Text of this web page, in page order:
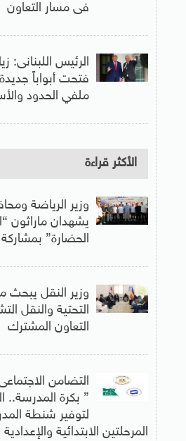
فى مسار التعاون
الرئيس اللبنانى:
فتحت أبواباً
ملفي الحدود
الأكثر قراءة
وزير الرياضة
يشهدان ماراثون
الحضارة” بمشاركة 7000
وزير النقل يبحث
التحتية والنقل
التعاون المشترك
التضامن
” بكرة المدرسة..
لتوفير شنطة
المرحلتين الابتدائية والإعدادية